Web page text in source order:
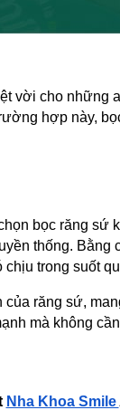
vời cho
hợp này,
bọc răng sứ
thống. Bằng
trong suốt
răng sứ,
mà không
Nha Khoa Smile